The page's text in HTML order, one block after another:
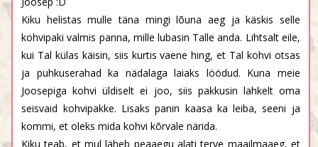
Kiku helistas mulle täna mingi lõuna aeg ja käskis selle
kohvipaki valmis panna, mille lubasin Talle anda. Lihtsalt eile,
kui Tal külas käisin, siis kurtis vaene hing, et Tal kohvi otsas
ja puhkuserahad ka nädalaga laiaks löödud. Kuna meie
Joosepiga kohvi üldiselt ei joo, siis pakkusin lahkelt oma
seisvaid kohvipakke. Lisaks panin kaasa ka leiba, seeni ja
kommi, et oleks mida kohvi kõrvale närida.
Kiku teab, et mul läheb peaaegu alati terve maailmaaeg, et